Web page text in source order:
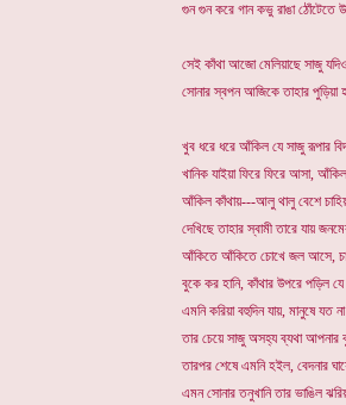
গুন গুন করে গান কভু রাঙা ঠোঁটেতে
সেই কাঁথা আজো মেলিয়াছে সাজু
সোনার স্বপন আজিকে তাহার পুড়িয়া
খুব ধরে ধরে আঁকিল যে সাজু রূপার
খানিক যাইয়া ফিরে ফিরে আসা,
আঁকিল কাঁথায়---আলু থালু বেশে
দেখিছে তাহার স্বামী তারে যায়
আঁকিতে আঁকিতে চোখে জল আসে,
বুকে কর হানি, কাঁথার উপরে পড়িল
এমনি করিয়া বহুদিন যায়, মানুষে যত
তার চেয়ে সাজু অসহ্য ব্যথা আপনার
তারপর শেষে এমনি হইল, বেদনার
এমন সোনার তনুখানি তার ভাঙিল